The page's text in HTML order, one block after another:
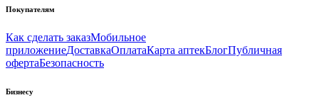
Покупателям
Как сделать заказМобильное
приложениеДоставкаОплатаКарта аптекБлогПубличная
офертаБезопасность
Бизнесу